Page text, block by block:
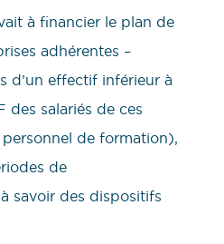
à financier le plan de
adhérentes –
d’un effectif inférieur à
des salariés de ces
de formation),
de
savoir des dispositifs